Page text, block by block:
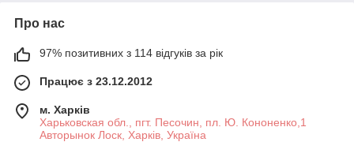
Про нас
97% позитивних з 114 відгуків за рік
Працює з 23.12.2012
м. Харків
Харьковская обл., пгт. Песочин, пл. Ю. Кононенко,1
Авторынок Лоск, Харків, Україна